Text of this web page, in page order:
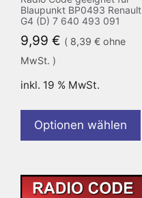
Blaupunkt BP0493 Renault
G4 (D) 7 640 493 091
9,99 € ( 8,39 € ohne
MwSt. )
inkl. 19 % MwSt.
Optionen wählen